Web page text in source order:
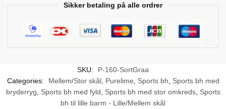
Sikker betaling på alle ordrer
SKU:
P-160-SortGraa
Categories:
Mellem/Stor skål, Purelime Sports bh
Sports bh med
bryderryg
Sports bh med fyld Sports bh med stor omkreds, Sports
bh til lille barm - Lille/Mellem skål